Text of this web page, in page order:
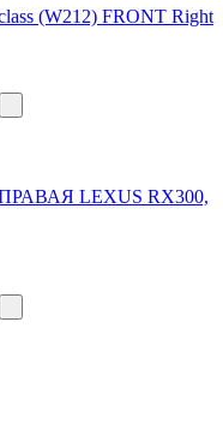
(W212) FRONT Right
LEXUS RX300,